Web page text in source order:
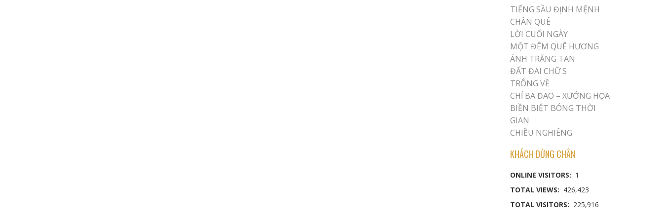
TIẾNG SẦU ĐỊNH MỆNH
CHÂN QUÊ
LỜI CUỐI NGÀY
MỘT ĐÊM QUÊ HƯƠNG
ÁNH TRĂNG TAN
ĐẤT ĐAI CHỮ S
TRÔNG VỀ
CHỈ BA ĐAO – XƯỚNG HỌA
BIỀN BIỆT BÓNG THỜI
GIAN
CHIỀU NGHIÊNG
KHÁCH DỪNG CHÂN
ONLINE VISITORS: 1
TOTAL VIEWS: 426,423
TOTAL VISITORS: 225,916